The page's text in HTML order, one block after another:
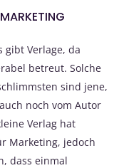
gibt Verlage, da
betreut. Solche
sind jene,
noch vom Autor
Verlag hat
Marketing, jedoch
dass einmal